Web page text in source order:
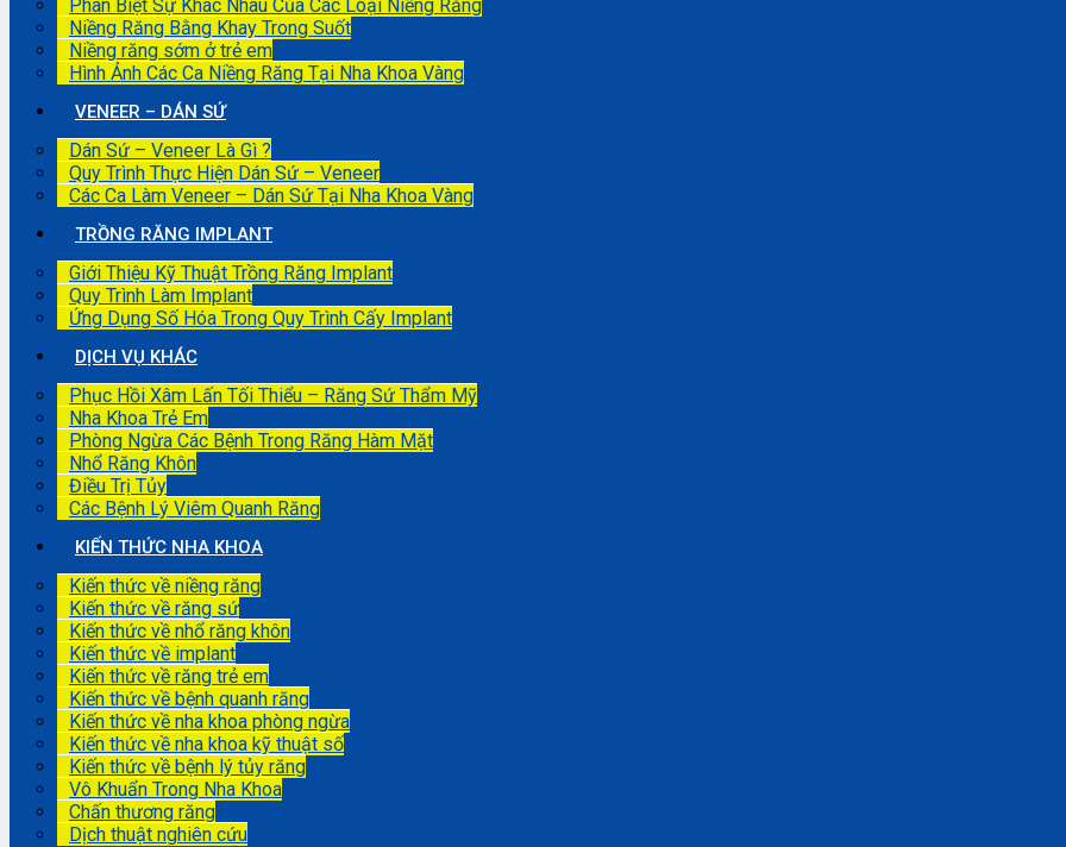
Phân Biệt Sự Khác Nhau Của Các Loại Niềng Răng
Niềng Răng Bằng Khay Trong Suốt
Niềng răng sớm ở trẻ em
Hình Ảnh Các Ca Niềng Răng Tại Nha Khoa Vàng
VENEER – DÁN SỨ
Dán Sứ – Veneer Là Gì ?
Quy Trình Thực Hiện Dán Sứ – Veneer
Các Ca Làm Veneer – Dán Sứ Tại Nha Khoa Vàng
TRỒNG RĂNG IMPLANT
Giới Thiệu Kỹ Thuật Trồng Răng Implant
Quy Trình Làm Implant
Ứng Dụng Số Hóa Trong Quy Trình Cấy Implant
DỊCH VỤ KHÁC
Phục Hồi Xâm Lấn Tối Thiểu – Răng Sứ Thẩm Mỹ
Nha Khoa Trẻ Em
Phòng Ngừa Các Bệnh Trong Răng Hàm Mặt
Nhổ Răng Khôn
Điều Trị Tủy
Các Bệnh Lý Viêm Quanh Răng
KIẾN THỨC NHA KHOA
Kiến thức về niềng răng
Kiến thức về răng sứ
Kiến thức về nhổ răng khôn
Kiến thức về implant
Kiến thức về răng trẻ em
Kiến thức về bệnh quanh răng
Kiến thức về nha khoa phòng ngừa
Kiến thức về nha khoa kỹ thuật số
Kiến thức về bệnh lý tủy răng
Vô Khuẩn Trong Nha Khoa
Chấn thương răng
Dịch thuật nghiên cứu